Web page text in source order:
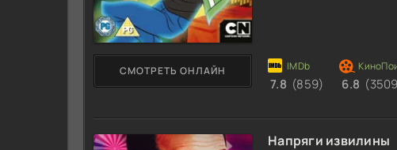
СМОТРЕТЬ ОНЛАЙН
7.8 (859) 6.8
Напряги извилины